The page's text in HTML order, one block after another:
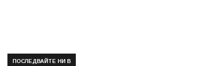
ПОСЛЕДВАЙТЕ НИ В